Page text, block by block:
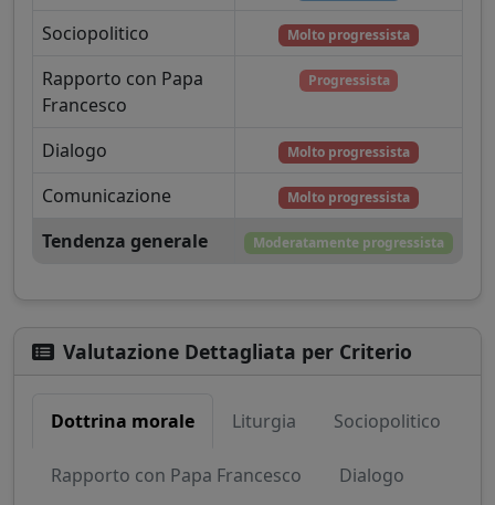
Sociopolitico
Molto progressista
Rapporto con Papa
Francesco
Progressista
Dialogo Molto progressista
Comunicazione Molto progressista
Tendenza generale Moderatamente progressista
Valutazione Dettagliata per Criterio
Dottrina morale Liturgia Sociopolitico
Rapporto con Papa Francesco Dialogo